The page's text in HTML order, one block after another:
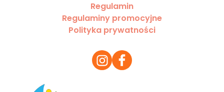
Regulamin
Regulaminy promocyjne
Polityka prywatności